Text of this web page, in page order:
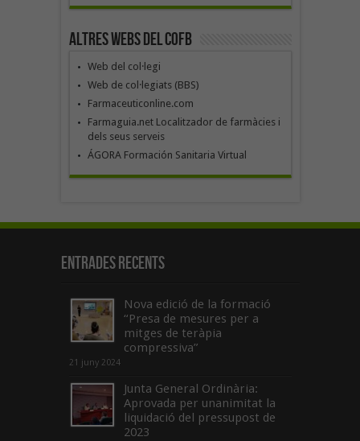
Altres webs del COFB
Web del col·legi
Web de col·legiats (BBS)
Farmaceuticonline.com
Farmaguia.net Localitzador de farmàcies i
dels seus serveis
ÁGORA Formación Sanitaria Virtual
Entrades recents
Nova edició de la formació
“Presa de mesures per a
mitges de teràpia
compressiva”
21 juny 2024
Junta General Ordinària:
Aprovada per unanimitat la
liquidació del pressupost de
2023